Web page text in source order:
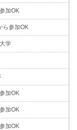
加OK
ら参加OK
学
加OK
加OK
加OK